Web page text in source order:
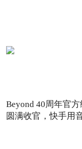
Beyond 40周年官
圆满收官，快手用